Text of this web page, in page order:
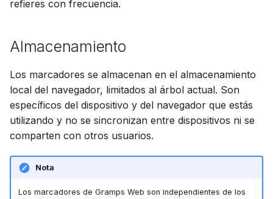
refieres con frecuencia.
Almacenamiento
Los marcadores se almacenan en el almacenamiento
local del navegador, limitados al árbol actual. Son
específicos del dispositivo y del navegador que estás
utilizando y no se sincronizan entre dispositivos ni se
comparten con otros usuarios.
Nota
Los marcadores de Gramps Web son independientes de los